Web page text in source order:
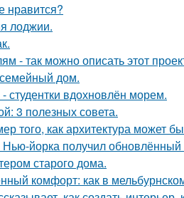
нравится?
лоджии.
- так можно описать этот
дом.
вдохновлён морем.
3 полезных совета.
того, как архитектура может
Нью-йорка получил
старого дома.
комфорт: как в